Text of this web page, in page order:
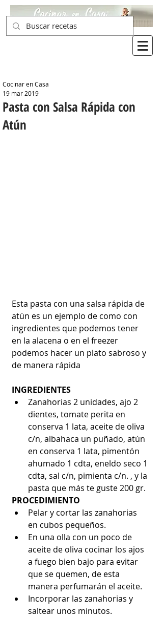
Pasta con Salsa Rápida con
Atún
Cocinar en Casa
19 mar 2019
Esta pasta con una salsa rápida de
atún es un ejemplo de como con
ingredientes que podemos tener
en la alacena o en el freezer
podemos hacer un plato sabroso y
de manera rápida
INGREDIENTES
Zanahorias 2 unidades, ajo 2
dientes, tomate perita en
conserva 1 lata, aceite de oliva
c/n, albahaca un puñado, atún
en conserva 1 lata, pimentón
ahumado 1 cdta, eneldo seco 1
cdta, sal c/n, pimienta c/n. , y la
pasta que más te guste 200 gr.
PROCEDIMIENTO
Pelar y cortar las zanahorias
en cubos pequeños.
En una olla con un poco de
aceite de oliva cocinar los ajos
a fuego bien bajo para evitar
que se quemen, de esta
manera perfumarán el aceite.
Incorporar las zanahorias y
saltear unos minutos.